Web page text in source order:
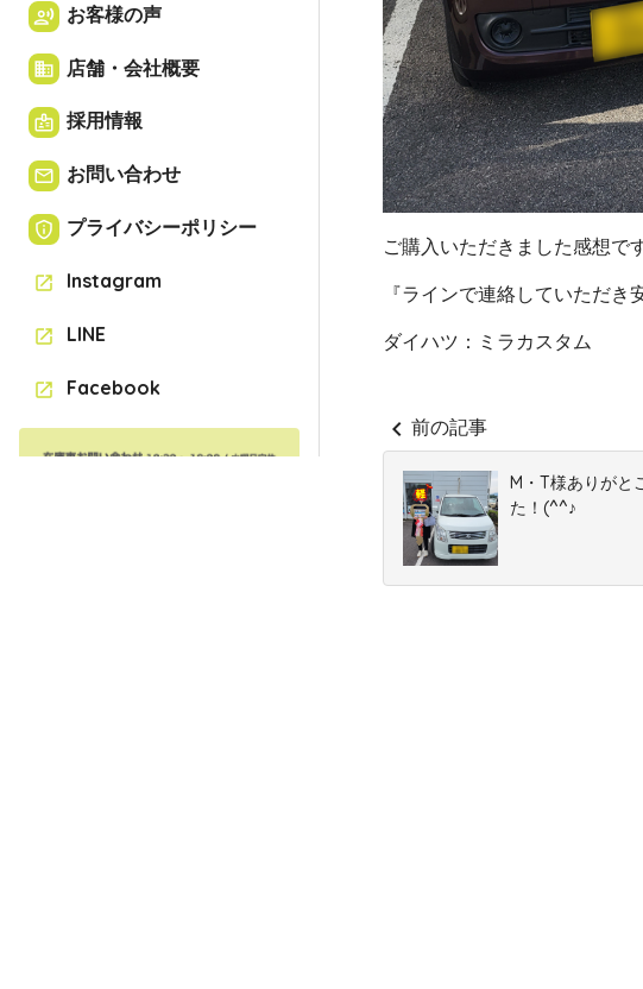
record_voice_over お客様の声
business 店舗・会社概要
badge 採用情報
email お問い合わせ
privacy_tip プライバシーポリシー
open_in_new Instagram
open_in_new LINE
open_in_new Facebook
ご購入いただきました感想です
『ラインで連絡していただき
ダイハツ：ミラカスタム
chevron_left前の記事
M・T様ありがと
た！(^^♪